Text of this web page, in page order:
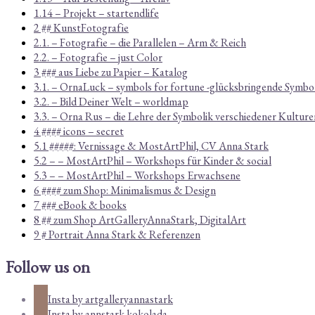
1.14 – Projekt – startendlife
2 ## KunstFotografie
2.1. – Fotografie – die Parallelen – Arm & Reich
2.2. – Fotografie – just Color
3 ### aus Liebe zu Papier – Katalog
3.1. – OrnaLuck – symbols for fortune -glücksbringende
3.2. – Bild Deiner Welt – worldmap
3.3. – Orna Rus – die Lehre der Symbolik verschiedener
4 #### icons – secret
5.1 #####: Vernissage & MostArtPhil, CV Anna Stark
5.2 – – MostArtPhil – Workshops für Kinder & social
5.3 – – MostArtPhil – Workshops Erwachsene
6 #### zum Shop: Minimalismus & Design
7 ### eBook & books
8 ## zum Shop ArtGalleryAnnaStark, DigitalArt
9 # Portrait Anna Stark & Referenzen
Follow us on
Insta by artgalleryannastark